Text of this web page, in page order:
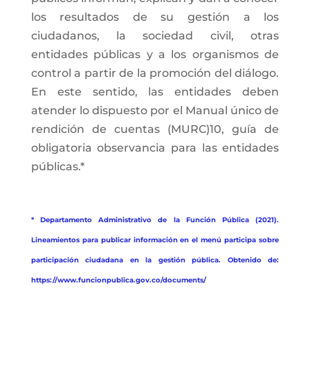
los resultados de su gestión a los
ciudadanos, la sociedad civil, otras
entidades públicas y a los organismos de
control a partir de la promoción del diálogo.
En este sentido, las entidades deben
atender lo dispuesto por el Manual único de
rendición de cuentas (MURC)10, guía de
obligatoria observancia para las entidades
públicas.*
* Departamento Administrativo de la Función Pública (2021).
Lineamientos para publicar información en el menú participa sobre
participación ciudadana en la gestión pública. Obtenido de:
https://www.funcionpublica.gov.co/documents/